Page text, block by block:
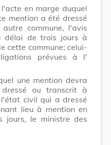
en marge duquel
mention a été dressé
commune, l'avis
délai de trois jours à
cette commune; celui-
prévues à l'
une mention devra
ou transcrit à
civil qui a dressé
lieu à mention en
jours, le ministre des